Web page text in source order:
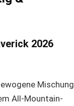
2026
Mischung
All-Mountain-